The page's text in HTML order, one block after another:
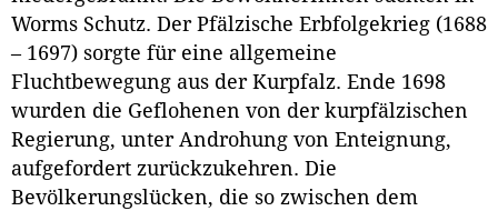
Worms Schutz. Der Pfälzische Erbfolgekrieg (1688
– 1697) sorgte für eine allgemeine
Fluchtbewegung aus der Kurpfalz. Ende 1698
wurden die Geflohenen von der kurpfälzischen
Regierung, unter Androhung von Enteignung,
aufgefordert zurückzukehren. Die
Bevölkerungslücken, die so zwischen dem